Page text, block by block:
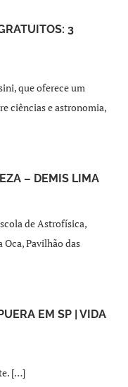
3
que oferece um
ciências e astronomia,
– DEMIS LIMA
de Astrofísica,
Pavilhão das
EM SP | VIDA
[…]